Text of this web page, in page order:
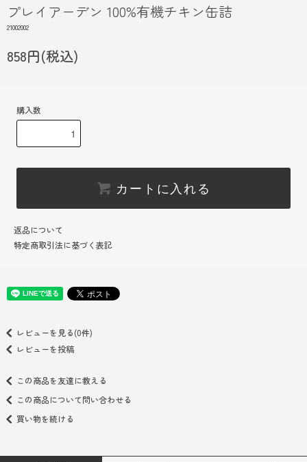
プレイアーデン 100%有機チキン缶詰
21002002
858円(税込)
購入数
カートに入れる
返品について
特定商取引法に基づく表記
レビューを見る(0件)
レビューを投稿
この商品を友達に教える
この商品について問い合わせる
買い物を続ける